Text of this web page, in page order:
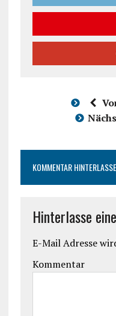
KOMMENTAR
Hinterlasse
E-Mail Adresse
Kommentar